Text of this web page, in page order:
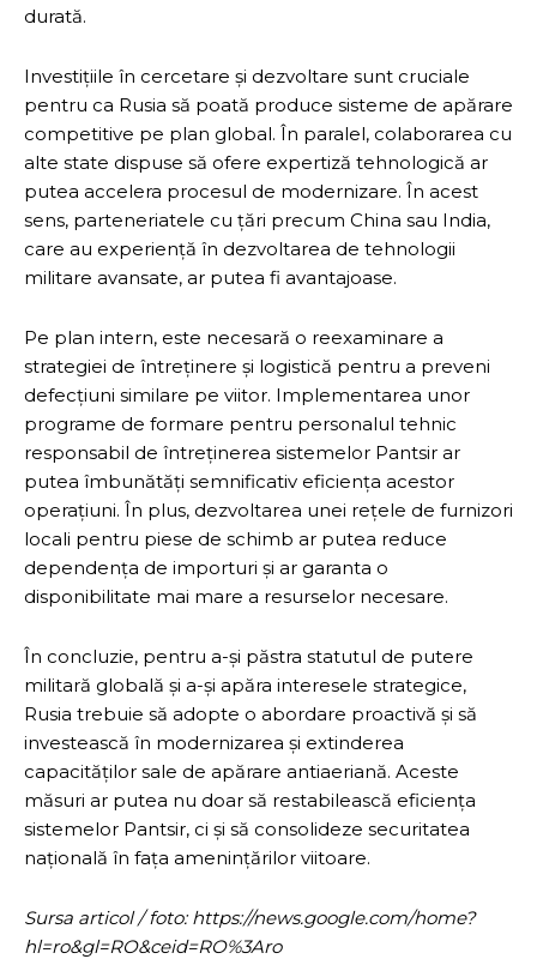
durată.
Investițiile în cercetare și dezvoltare sunt cruciale
pentru ca Rusia să poată produce sisteme de apărare
competitive pe plan global. În paralel, colaborarea cu
alte state dispuse să ofere expertiză tehnologică ar
putea accelera procesul de modernizare. În acest
sens, parteneriatele cu țări precum China sau India,
care au experiență în dezvoltarea de tehnologii
militare avansate, ar putea fi avantajoase.
Pe plan intern, este necesară o reexaminare a
strategiei de întreținere și logistică pentru a preveni
defecțiuni similare pe viitor. Implementarea unor
programe de formare pentru personalul tehnic
responsabil de întreținerea sistemelor Pantsir ar
putea îmbunătăți semnificativ eficiența acestor
operațiuni. În plus, dezvoltarea unei rețele de furnizori
locali pentru piese de schimb ar putea reduce
dependența de importuri și ar garanta o
disponibilitate mai mare a resurselor necesare.
În concluzie, pentru a-și păstra statutul de putere
militară globală și a-și apăra interesele strategice,
Rusia trebuie să adopte o abordare proactivă și să
investească în modernizarea și extinderea
capacităților sale de apărare antiaeriană. Aceste
măsuri ar putea nu doar să restabilească eficiența
sistemelor Pantsir, ci și să consolideze securitatea
națională în fața amenințărilor viitoare.
Sursa articol / foto: https://news.google.com/home?
hl=ro&gl=RO&ceid=RO%3Aro